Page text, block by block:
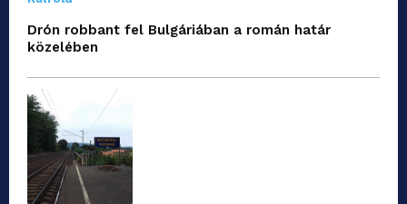
Drón robbant fel Bulgáriában a román határ
közelében